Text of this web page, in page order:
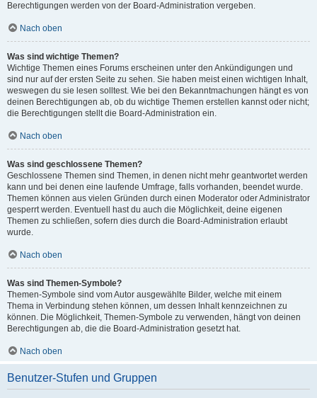
Berechtigungen werden von der Board-Administration vergeben.
Nach oben
Was sind wichtige Themen?
Wichtige Themen eines Forums erscheinen unter den Ankündigungen und
sind nur auf der ersten Seite zu sehen. Sie haben meist einen wichtigen Inhalt,
weswegen du sie lesen solltest. Wie bei den Bekanntmachungen hängt es von
deinen Berechtigungen ab, ob du wichtige Themen erstellen kannst oder nicht;
die Berechtigungen stellt die Board-Administration ein.
Nach oben
Was sind geschlossene Themen?
Geschlossene Themen sind Themen, in denen nicht mehr geantwortet werden
kann und bei denen eine laufende Umfrage, falls vorhanden, beendet wurde.
Themen können aus vielen Gründen durch einen Moderator oder Administrator
gesperrt werden. Eventuell hast du auch die Möglichkeit, deine eigenen
Themen zu schließen, sofern dies durch die Board-Administration erlaubt
wurde.
Nach oben
Was sind Themen-Symbole?
Themen-Symbole sind vom Autor ausgewählte Bilder, welche mit einem
Thema in Verbindung stehen können, um dessen Inhalt kennzeichnen zu
können. Die Möglichkeit, Themen-Symbole zu verwenden, hängt von deinen
Berechtigungen ab, die die Board-Administration gesetzt hat.
Nach oben
Benutzer-Stufen und Gruppen